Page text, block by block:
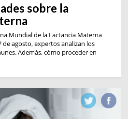
sobre la
Mundial de la Lactancia Materna
de agosto, expertos analizan los
Además, cómo proceder en